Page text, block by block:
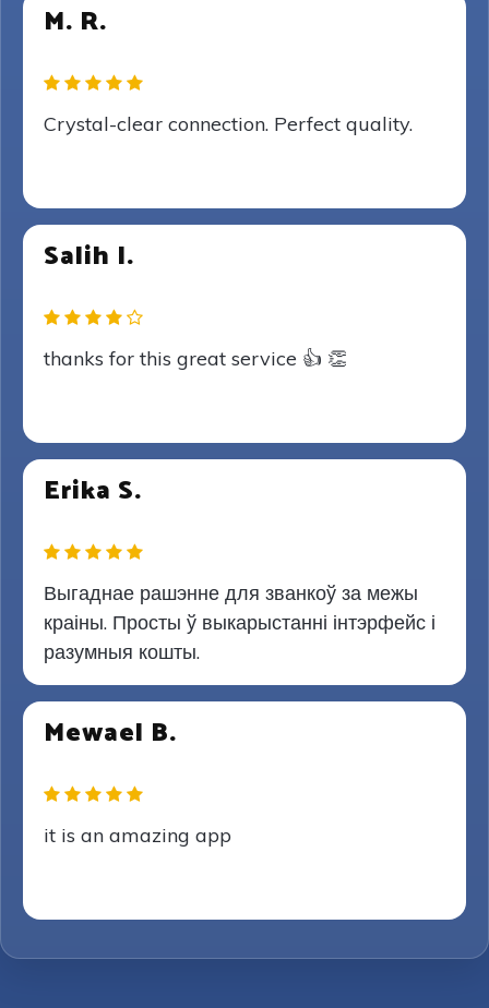
M. R.
Crystal-clear connection. Perfect quality.
Salih I.
thanks for this great service 👍 👏
Erika S.
Выгаднае рашэнне для званкоў за межы
краіны. Просты ў выкарыстанні інтэрфейс і
разумныя кошты.
Mewael B.
it is an amazing app